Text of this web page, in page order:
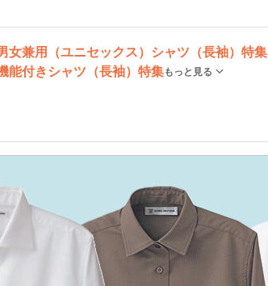
女兼用（ユニセックス）シャツ（長袖）特集
能付きシャツ（長袖）特集もっと見る